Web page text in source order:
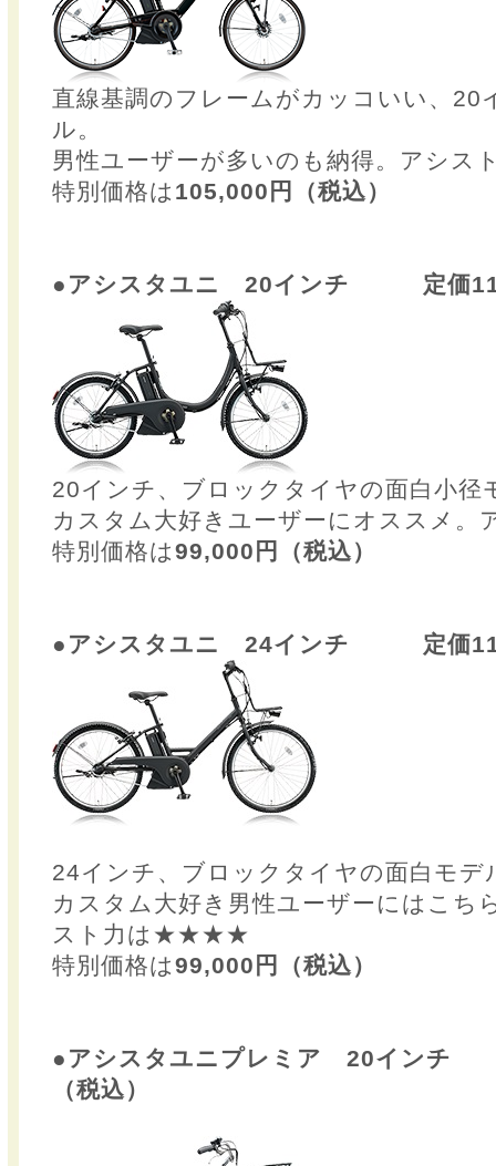
直線基調のフレームがカッコいい、20
ル。
男性ユーザーが多いのも納得。アシ
特別価格は 105,000円（税込）
●アシスタユニ 20インチ 定価
20インチ、ブロックタイヤの面白小径
カスタム大好きユーザーにオススメ
特別価格は99,000円（税込）
●アシスタユニ 24インチ 定価
24インチ、ブロックタイヤの面白モデ
カスタム大好き男性ユーザーにはこち
スト力は★★★★
特別価格は99,000円（税込）
●アシスタユニプレミア 20イン
（税込）